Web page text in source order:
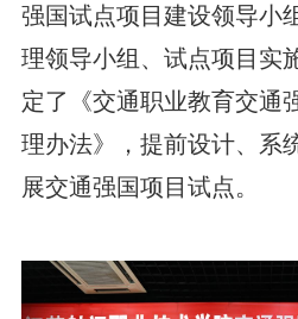
强国试点项目建设领导小
理领导小组、试点项目实
定了《交通职业教育交通
理办法》，提前设计、系
展交通强国项目试点。